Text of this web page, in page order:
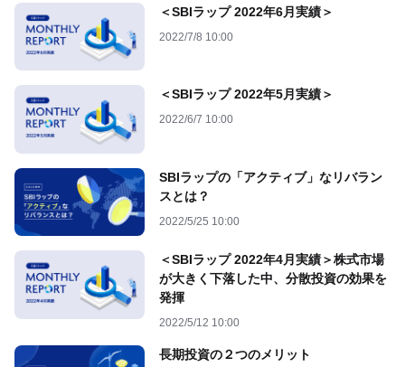
＜SBIラップ 2022年6月実績＞
2022/7/8 10:00
＜SBIラップ 2022年5月実績＞
2022/6/7 10:00
SBIラップの「アクティブ」なリバラン
スとは？
2022/5/25 10:00
＜SBIラップ 2022年4月実績＞株式市場
が大きく下落した中、分散投資の効果を
発揮
2022/5/12 10:00
長期投資の２つのメリット